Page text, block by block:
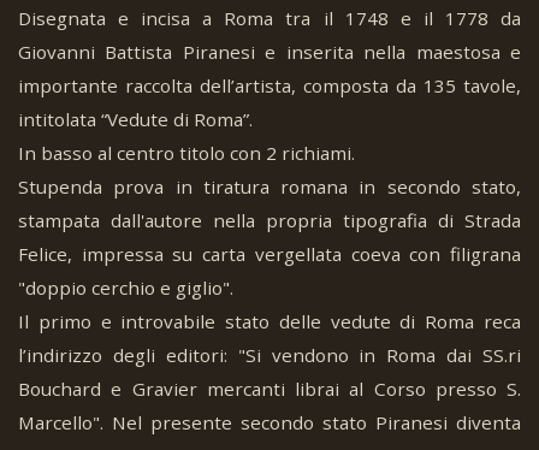
Disegnata e incisa a Roma tra il 1748 e il 1778 da
Giovanni Battista Piranesi e inserita nella maestosa e
importante raccolta dell’artista, composta da 135 tavole,
intitolata “Vedute di Roma”.
In basso al centro titolo con 2 richiami.
Stupenda prova in tiratura romana in secondo stato,
stampata dall'autore nella propria tipografia di Strada
Felice, impressa su carta vergellata coeva con filigrana
"doppio cerchio e giglio".
Il primo e introvabile stato delle vedute di Roma reca
l’indirizzo degli editori: "Si vendono in Roma dai SS.ri
Bouchard e Gravier mercanti librai al Corso presso S.
Marcello". Nel presente secondo stato Piranesi diventa